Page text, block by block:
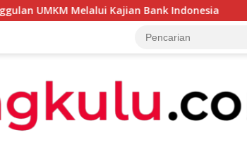
Kajian Bank Indonesia Sekda